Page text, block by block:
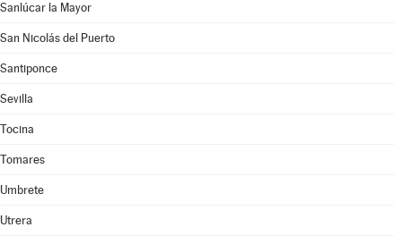
Sanlúcar la Mayor
San Nicolás del Puerto
Santiponce
Sevilla
Tocina
Tomares
Umbrete
Utrera